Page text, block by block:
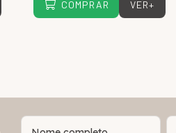
COMPRAR VER+